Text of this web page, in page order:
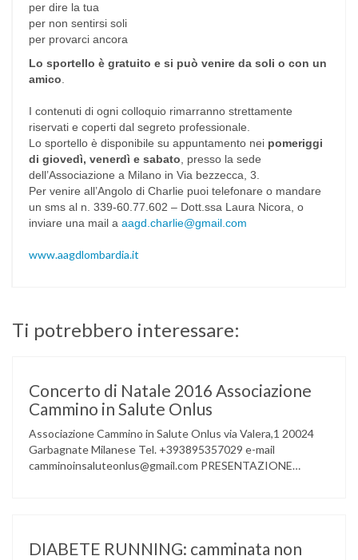
per dire la tua
per non sentirsi soli
per provarci ancora
Lo sportello è gratuito e si può venire da soli o con un
amico
I contenuti di ogni colloquio rimarranno strettamente
riservati e coperti dal segreto professionale.
Lo sportello è disponibile su appuntamento nei pomeriggi
di giovedì, venerdì e sabato , presso la sede
dell’Associazione a Milano in Via bezzecca, 3.
Per venire all’Angolo di Charlie puoi telefonare o mandare
un sms al n. 339-60.77.602 – Dott.ssa Laura Nicora, o
inviare una mail a aagd.charlie@gmail.com
www.aagdlombardia.it
Ti potrebbero interessare:
Concerto di Natale 2016 Associazione
Cammino in Salute Onlus
Associazione Cammino in Salute Onlus via Valera,1 20024
Garbagnate Milanese Tel. +393895357029 e-mail
camminoinsaluteonlus@gmail.com PRESENTAZIONE
gruppo musicale GROOVY LEMONS di PREGNANA
DIABETE RUNNING: camminata non